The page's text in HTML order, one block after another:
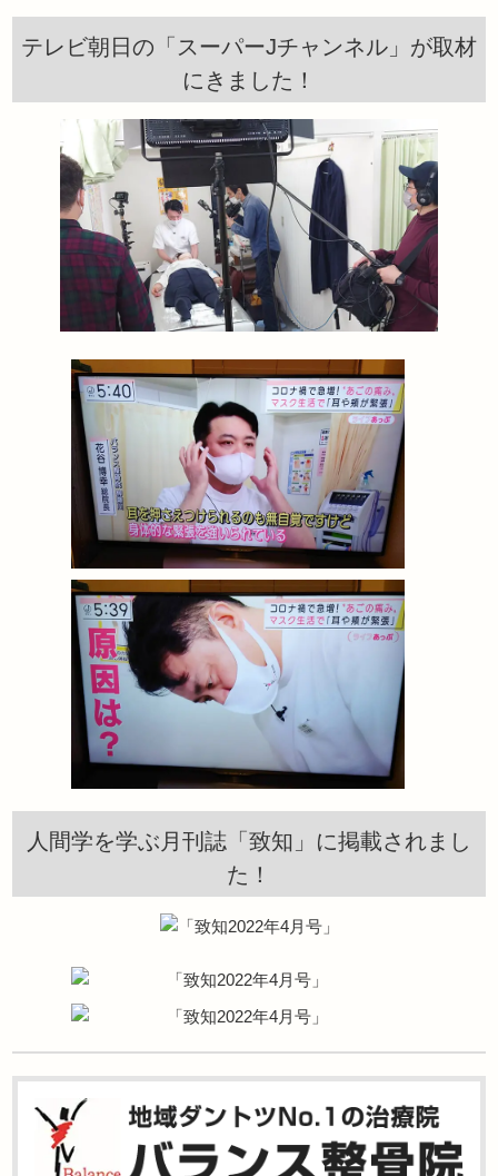
テレビ朝日の「スーパーJチャンネル」が取材
にきました！
人間学を学ぶ月刊誌「致知」に掲載されまし
た！